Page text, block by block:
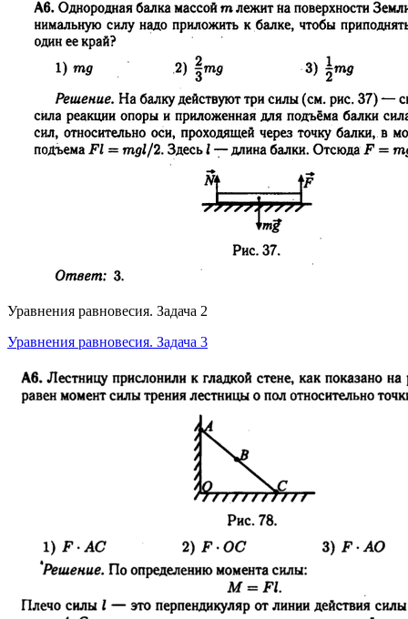
Уравнения равновесия. Задача 2
Уравнения равновесия. Задача 3